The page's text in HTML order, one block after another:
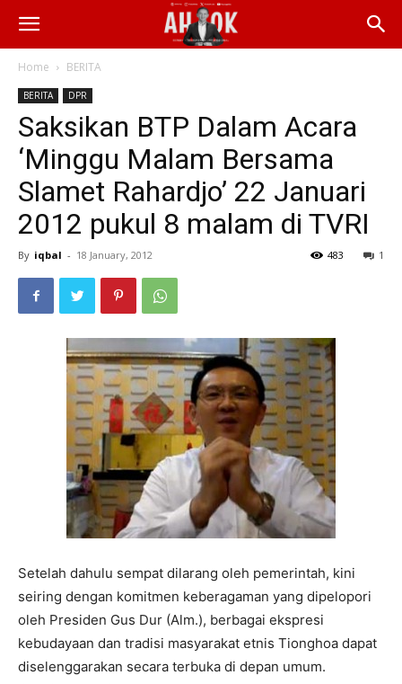
Home BERITA
BERITA DPR
Saksikan BTP Dalam Acara
‘Minggu Malam Bersama
Slamet Rahardjo’ 22 Januari
2012 pukul 8 malam di TVRI
By iqbal - 18 January, 2012 1
483
Setelah dahulu sempat dilarang oleh pemerintah, kini
seiring dengan komitmen keberagaman yang dipelopori
oleh Presiden Gus Dur (Alm.), berbagai ekspresi
kebudayaan dan tradisi masyarakat etnis Tionghoa dapat
diselenggarakan secara terbuka di depan umum.